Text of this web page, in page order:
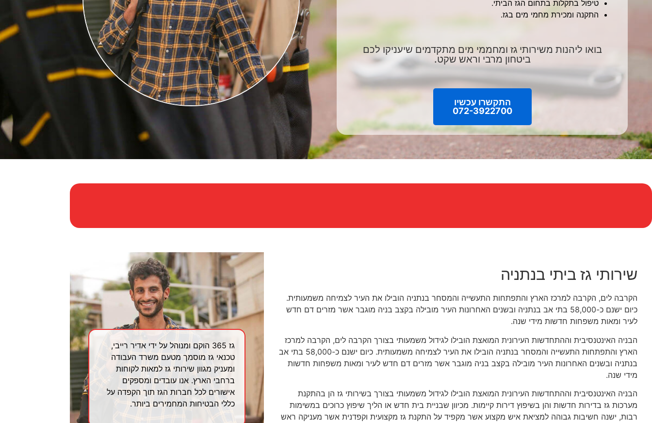
טיפול בתקלות בתחום הגז הביתי.
התקנה ומכירת מחמי מים בגז.
בואו ליהנות משירותי גז ומחממי מים מתקדמים שיעניקו לכם
ביטחון מרבי וראש שקט.
התקשרו עכשיו
072-3922700
שירותי גז ביתי בנתניה
הקרבה לים, הקרבה למרכז הארץ והתפתחות התעשייה והמסחר בנתניה הובילו את העיר לצמיחה משמעותית.
כיום ישנם כ-58,000 בתי אב בנתניה ובשנים האחרונות העיר מובילה בקצב בניה מוגבר אשר מזרים דם חדש
לעיר ומאות משפחות חדשות מידי שנה.
הבניה האינטנסיבית וההתחדשות העירונית המואצת הובילו לגידול משמעותי בצורך הקרבה לים, הקרבה למרכז
הארץ והתפתחות התעשייה והמסחר בנתניה הובילו את העיר לצמיחה משמעותית. כיום ישנם כ-58,000 בתי אב
בנתניה ובשנים האחרונות העיר מובילה בקצב בניה מוגבר אשר מזרים דם חדש לעיר ומאות משפחות חדשות
מידי שנה.
הבניה האינטנסיבית וההתחדשות העירונית המואצת הובילו לגידול משמעותי בצורך בשירותי גז הן בהתקנת
מערכות גז בדירות חדשות והן בשיפוץ דירות קיימות. מכיוון שבניית בית חדש או הליך שיפוץ כרוכים במשימות
רבות, ישנה חשיבות גבוהה למציאת איש מקצוע אשר מקפיד על התקנת גז מקצועית וקפדנית אשר מעניקה ראש
גז 365 הוקם ומנוהל על ידי אדיר רייבי,
טכנאי גז מוסמך מטעם משרד העבודה
ומעניק מגוון שירותי גז למאות לקוחות
ברחבי הארץ. אנו עובדים ומספקים
אישורים לכל חברות הגז תוך הקפדה על
כללי הבטיחות המחמירים ביותר.